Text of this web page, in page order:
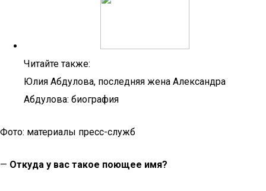
Читайте также:
Юлия Абдулова, последняя жена Александра
Абдулова: биография
Фото: материалы пресс-служб
— Откуда у вас такое поющее имя?